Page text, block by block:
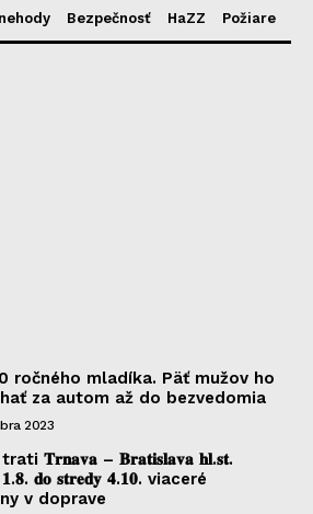
Bezpečnosť HaZZ Požiare
ročného mladíka. Päť mužov ho
za autom až do bezvedomia
2023
𝐓𝐫𝐧𝐚𝐯𝐚 – 𝐁𝐫𝐚𝐭𝐢𝐬𝐥𝐚𝐯𝐚 𝐡𝐥.𝐬𝐭.
𝐝𝐨 𝐬𝐭𝐫𝐞𝐝𝐲 𝟒.𝟏𝟎. viaceré
v doprave